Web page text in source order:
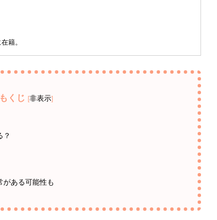
籍。
くじ [非表示]
？
がある可能性も